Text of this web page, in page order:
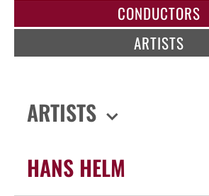
CONDUCTORS
ARTISTS
ARTISTS
HANS HELM